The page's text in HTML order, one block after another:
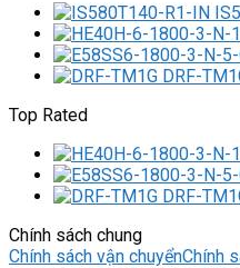
DRF-
Top Rated
DRF-
Chính sách chung
Chính sách vận chuyểnChính